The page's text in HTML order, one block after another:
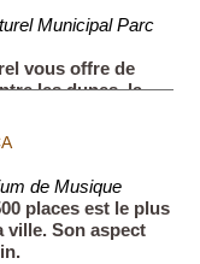
Municipal Parc
vous offre de
les dunes, la
de Molino de
de Musique
places est le plus
ville. Son aspect